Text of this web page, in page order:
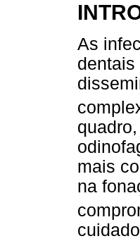
As
dentais
mais
na